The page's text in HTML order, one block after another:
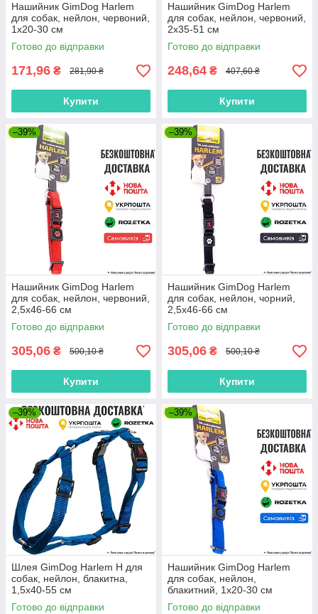
Нашийник GimDog Harlem
для собак, нейлон, червоний,
1х20-30 см
Готово до відправки
171,96 ₴ 281,90 ₴
Купити
Нашийник GimDog Harlem
для собак, нейлон, червоний,
2х35-51 см
Готово до відправки
248,64 ₴ 407,60 ₴
Купити
–39%
Нашийник GimDog Harlem
для собак, нейлон, червоний,
2,5х46-66 см
Готово до відправки
305,06 ₴ 500,10 ₴
Купити
–39%
Нашийник GimDog Harlem
для собак, нейлон, чорний,
2,5х46-66 см
Готово до відправки
305,06 ₴ 500,10 ₴
Купити
–39%
Шлея GimDog Harlem H для
собак, нейлон, блакитна,
1,5х40-55 см
Готово до відправки
–39%
Нашийник GimDog Harlem
для собак, нейлон,
блакитний, 1х20-30 см
Готово до відправки